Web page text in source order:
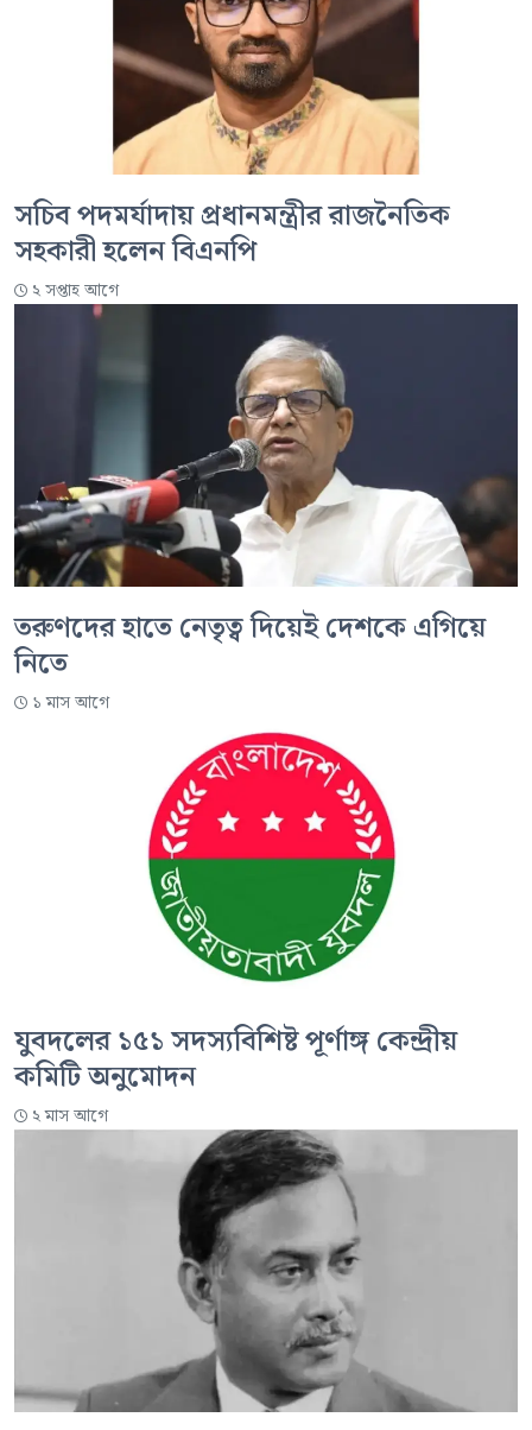
সচিব পদমর্যাদায় প্রধানমন্ত্রীর রাজনৈতিক
সহকারী হলেন বিএনপি
২ সপ্তাহ আগে
তরুণদের হাতে নেতৃত্ব দিয়েই দেশকে এগিয়ে
নিতে
১ মাস আগে
যুবদলের ১৫১ সদস্যবিশিষ্ট পূর্ণাঙ্গ কেন্দ্রীয়
কমিটি অনুমোদন
২ মাস আগে